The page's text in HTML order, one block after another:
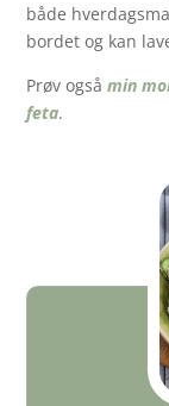
både
bordet og kan
Prøv ogsåmin
feta.